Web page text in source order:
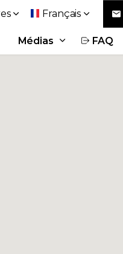
Médias FAQ
Français